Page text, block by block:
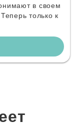
в своем
только к